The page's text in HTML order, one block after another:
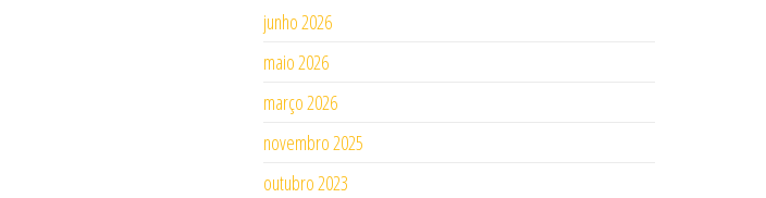
junho 2026
maio 2026
março 2026
novembro 2025
outubro 2023